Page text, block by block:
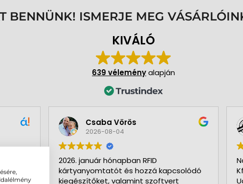
BENNÜNK! ISMERJE MEG
KIVÁLÓ
639 véleményalapján
Csaba Vörös
2026-08-04
2026. január hónapban RFID
kártyanyomtatót és hozzá kapcsolódó
kiegészítőket, valamint szoftvert
Nagyon
Kft-t.